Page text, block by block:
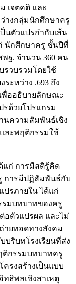
เจตคติ และ
างกลุ่มนักศึกษาครู
นตัวแปรกำกับเส้น
นักศึกษาครู ชั้นปีที่
ฐ. จำนวน 360 คน
รวบรวมโดยใช้
ะหว่าง .693 ถึง
พื่ออธิบายลักษณะ
รด้วยโปรแกรม
นความสัมพันธ์เชิง
ละพฤติกรรมใช้
ก่ การมีสติรู้คิด
การมีปฏิสัมพันธ์กับ
ปรภายใน ได้แก่
รมบทบาทของครู
อตัวแปรผล และไม่
ยทอดทางสังคม
ริบทโรงเรียนที่ส่ง
ติกรรมบทบาทครู
รงสร้างเป็นแบบ
ทธิพลเชิงสาเหตุ